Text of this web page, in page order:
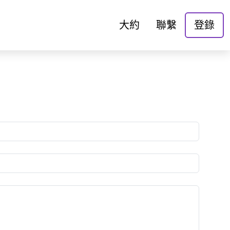
大約 聯繫 登錄